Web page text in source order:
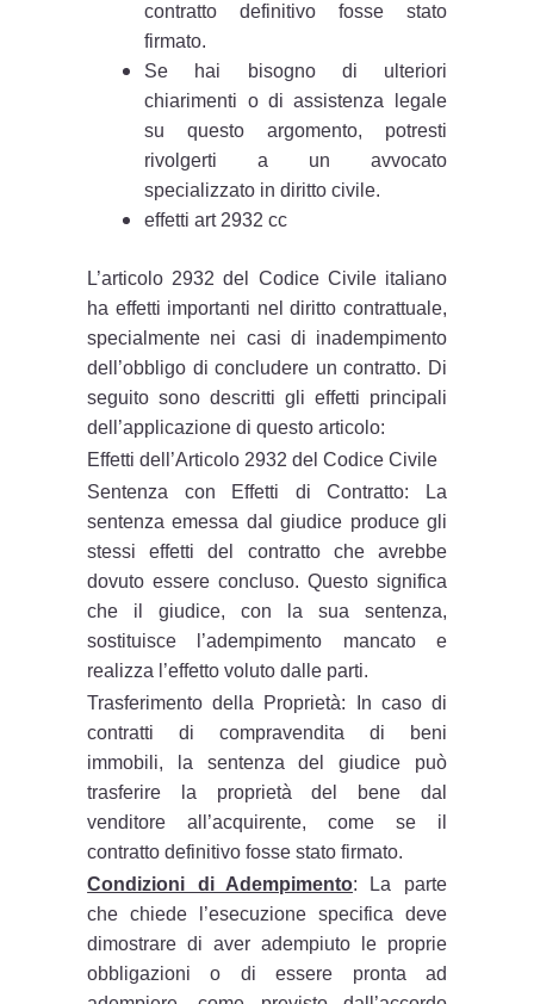
contratto definitivo fosse stato
firmato.
Se hai bisogno di ulteriori
chiarimenti o di assistenza legale
su questo argomento, potresti
rivolgerti a un avvocato
specializzato in diritto civile.
effetti art 2932 cc
L’articolo 2932 del Codice Civile italiano
ha effetti importanti nel diritto contrattuale,
specialmente nei casi di inadempimento
dell’obbligo di concludere un contratto. Di
seguito sono descritti gli effetti principali
dell’applicazione di questo articolo:
Effetti dell’Articolo 2932 del Codice Civile
Sentenza con Effetti di Contratto: La
sentenza emessa dal giudice produce gli
stessi effetti del contratto che avrebbe
dovuto essere concluso. Questo significa
che il giudice, con la sua sentenza,
sostituisce l’adempimento mancato e
realizza l’effetto voluto dalle parti.
Trasferimento della Proprietà: In caso di
contratti di compravendita di beni
immobili, la sentenza del giudice può
trasferire la proprietà del bene dal
venditore all’acquirente, come se il
contratto definitivo fosse stato firmato.
Condizioni di Adempimento: La parte
che chiede l’esecuzione specifica deve
dimostrare di aver adempiuto le proprie
obbligazioni o di essere pronta ad